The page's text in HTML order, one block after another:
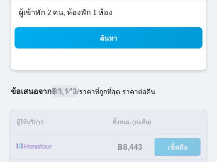
ผู้เข้าพัก 2 คน, ห้องพัก 1 ห้อง
ค้นหา
ข้อเสนอจาก฿8,443/ราคาที่ถูกที่สุด ราคาต่อคืน
ผู้ให้บริการ ทั้งหมด (ต่อคืน)
฿8,443 เช็คดีล